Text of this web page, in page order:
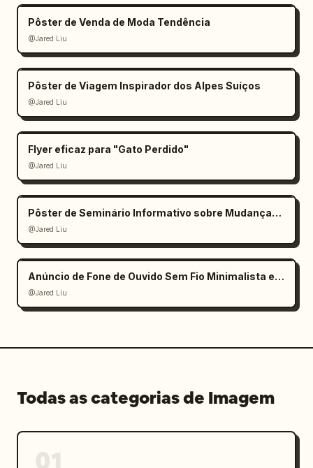
Pôster de Venda de Moda Tendência
@Jared Liu
Pôster de Viagem Inspirador dos Alpes Suíços
@Jared Liu
Flyer eficaz para "Gato Perdido"
@Jared Liu
Pôster de Seminário Informativo sobre Mudanças Climáticas
@Jared Liu
Anúncio de Fone de Ouvido Sem Fio Minimalista e Elegante
@Jared Liu
Todas as categorias de Imagem